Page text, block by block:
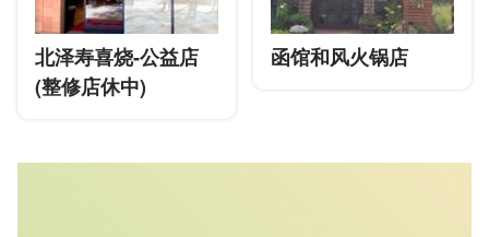
北泽寿喜烧-公益店
(整修店休中)
函馆和风火锅店